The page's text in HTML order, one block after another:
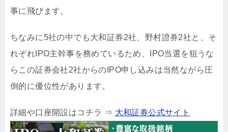
事に飛びます。
ちなみに5社の中でも大和証券2社、野村證券2社と、そ
れぞれIPO主幹事を務めているため、IPO当選を狙うな
らこの証券会社2社からのIPO申し込みは当然ながら圧
倒的に優位性があります。
詳細や口座開設はコチラ ⇒ 大和証券公式サイト